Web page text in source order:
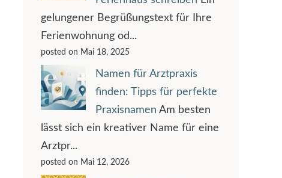
gelungener Begrüßungstext für Ihre
Ferienwohnung od...
posted on Mai 18, 2025
Namen für Arztpraxis
finden: Tipps für perfekte
Praxisnamen Am besten
lässt sich ein kreativer Name für eine
Arztpr...
posted on Mai 12, 2026